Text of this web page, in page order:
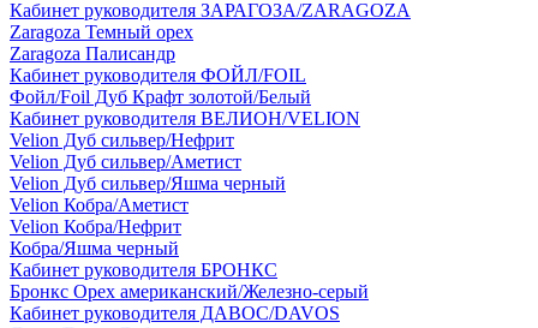
Кабинет руководителя ЗАРАГОЗА/ZARAGOZA
Zaragoza Темный орех
Zaragoza Палисандр
Кабинет руководителя ФОЙЛ/FOIL
Фойл/Foil Дуб Крафт золотой/Белый
Кабинет руководителя ВЕЛИОН/VELION
Velion Дуб сильвер/Нефрит
Velion Дуб сильвер/Аметист
Velion Дуб сильвер/Яшма черный
Velion Кобра/Аметист
Velion Кобра/Нефрит
Кобра/Яшма черный
Кабинет руководителя БРОНКС
Бронкс Орех американский/Железно-серый
Кабинет руководителя ДАВОС/DAVOS